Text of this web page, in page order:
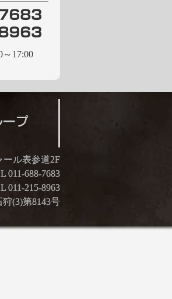
～17:00
ル表参道2F
688-7683
215-8963
(3)第8143号